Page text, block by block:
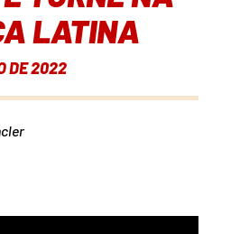
LATINA
DE 2022